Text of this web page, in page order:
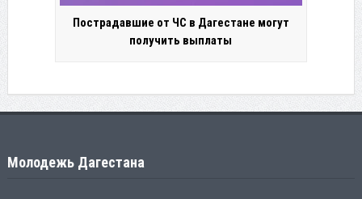
Пострадавшие от ЧС в Дагестане могут
получить выплаты
Молодежь Дагестана